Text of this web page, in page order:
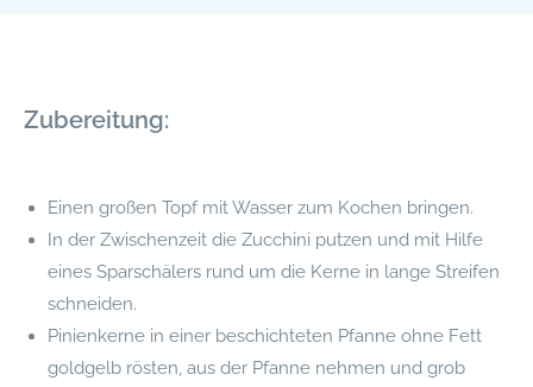
Zubereitung:
Einen großen Topf mit Wasser zum Kochen bringen.
In der Zwischenzeit die Zucchini putzen und mit Hilfe
eines Sparschälers rund um die Kerne in lange Streifen
schneiden.
Pinienkerne in einer beschichteten Pfanne ohne Fett
goldgelb rösten, aus der Pfanne nehmen und grob